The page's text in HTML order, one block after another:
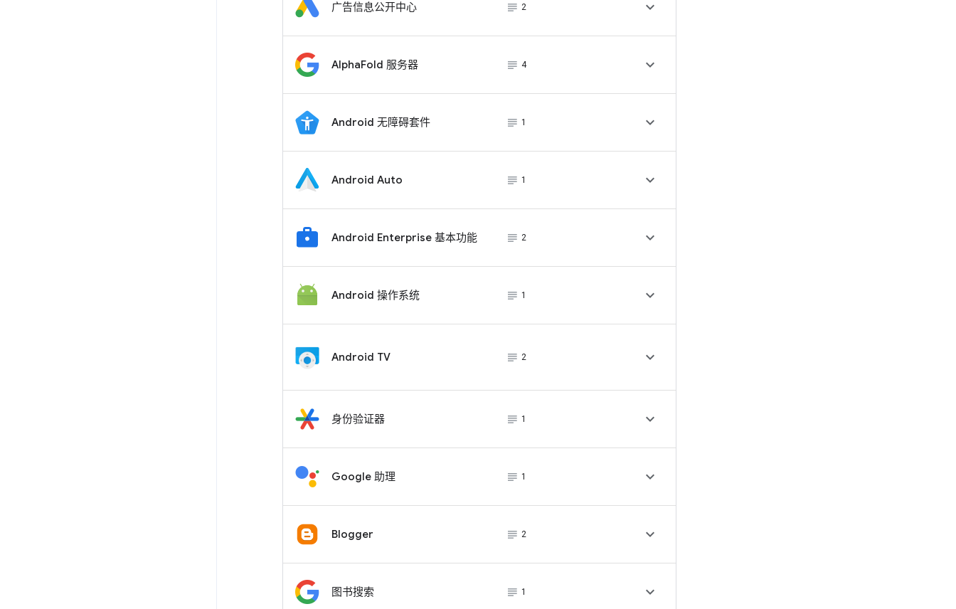
广告信息公开中心 subject_black
2 
AlphaFold 服务器 subject_black
4 
Android 无障碍套件 subject_black
1 
Android Auto subject_black
1 
Android Enterprise 基本功能 subject_black
2 
Android 操作系统 subject_black
1 
Android TV subject_black
2 
身份验证器 subject_black
1 
Google 助理 subject_black
1 
Blogger subject_black
2 
图书搜索 subject_black
1 